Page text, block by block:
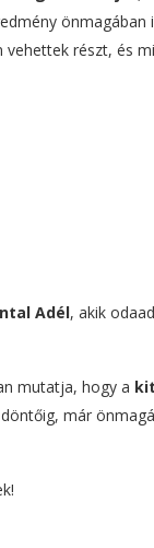
részt, és
Adél, akik
mutatja, hogy a
már